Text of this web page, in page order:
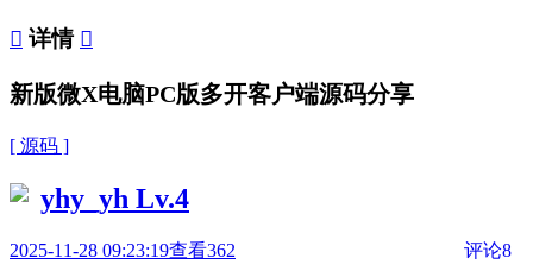
 详情 
新版微X电脑PC版多开客户端源码分享
[ 源码 ]
yhy_yh Lv.4
2025-11-28 09:23:19查看362 评论8